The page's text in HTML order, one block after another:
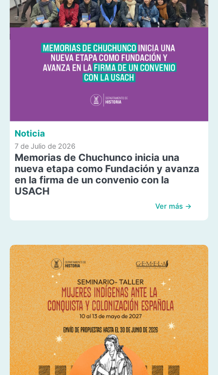
Noticia
7 de Julio de 2026
Memorias de Chuchunco inicia una
nueva etapa como Fundación y avanza
en la firma de un convenio con la
USACH
Ver más →